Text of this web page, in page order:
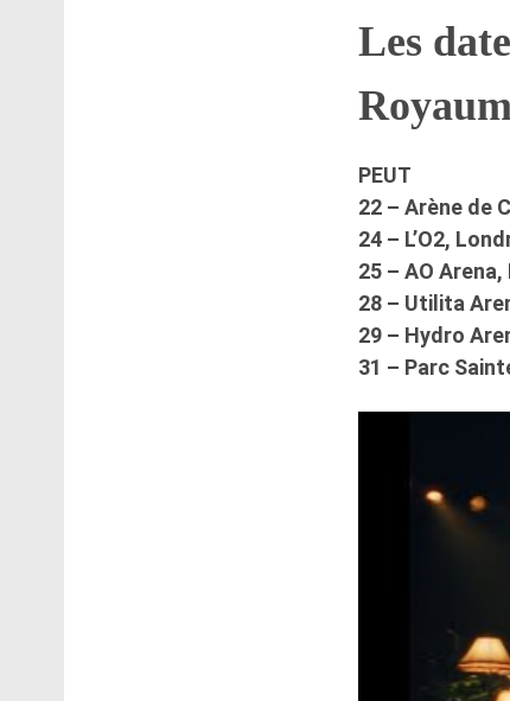
Les
PEUT
22 – Arène de
24 – L’O2,
25 – AO
28 – Utilita
29 – Hydro
31 – Parc